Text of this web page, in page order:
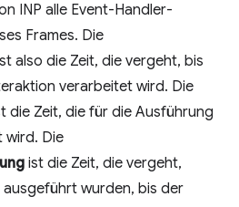
INP alle Event-Handler-
Frames. Die
also die Zeit, die vergeht, bis
verarbeitet wird. Die
die Zeit, die für die Ausführung
wird. Die
ist die Zeit, die vergeht,
wurden, bis der